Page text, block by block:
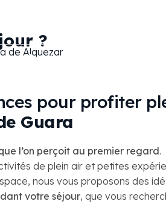
Chambres
?
pour profiter
Guara
l’on perçoit au premier regard.
de plein air et petites
nous vous proposons des
votre séjour, que vous
la préhistoire depuis Alquézar